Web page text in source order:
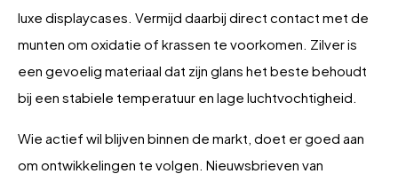
luxe displaycases. Vermijd daarbij direct contact met de
munten om oxidatie of krassen te voorkomen. Zilver is
een gevoelig materiaal dat zijn glans het beste behoudt
bij een stabiele temperatuur en lage luchtvochtigheid.
Wie actief wil blijven binnen de markt, doet er goed aan
om ontwikkelingen te volgen. Nieuwsbrieven van